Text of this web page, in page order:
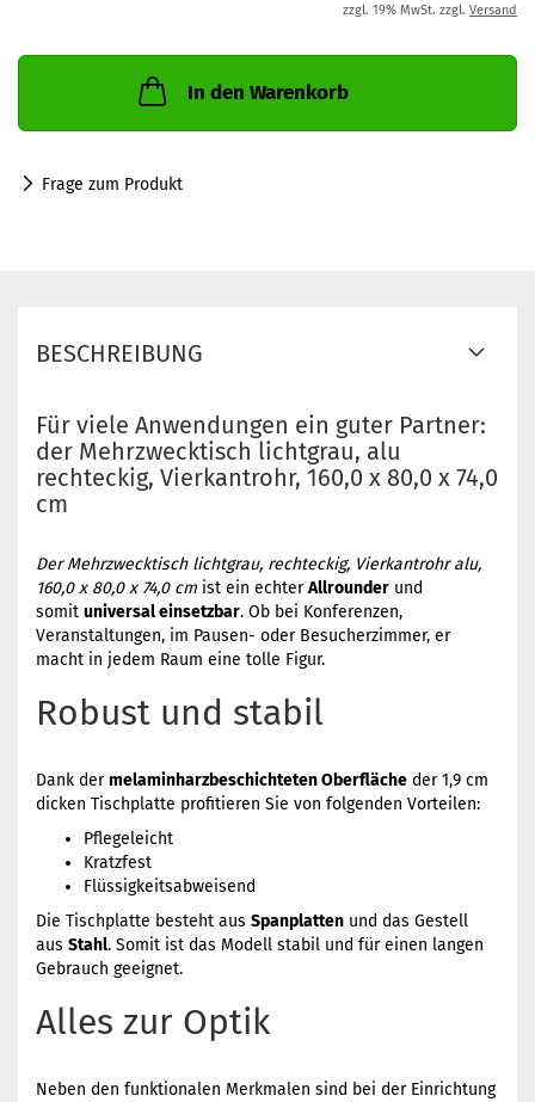
zzgl. 19% MwSt. zzgl. Versand
In den Warenkorb
Frage zum Produkt
BESCHREIBUNG
Für viele Anwendungen ein guter Partner:
der Mehrzwecktisch lichtgrau, alu
rechteckig, Vierkantrohr, 160,0 x 80,0 x 74,0
cm
Der Mehrzwecktisch lichtgrau, rechteckig, Vierkantrohr alu,
160,0 x 80,0 x 74,0 cm ist ein echterAllrounder und
somit universal einsetzbar. Ob bei Konferenzen,
Veranstaltungen, im Pausen- oder Besucherzimmer, er
macht in jedem Raum eine tolle Figur.
Robust und stabil
Dank dermelaminharzbeschichteten Oberfläche der 1,9 cm
dicken Tischplatte profitieren Sie von folgenden Vorteilen:
Pflegeleicht
Kratzfest
Flüssigkeitsabweisend
Die Tischplatte besteht aus Spanplatten und das Gestell
aus Stahl. Somit ist das Modell stabil und für einen langen
Gebrauch geeignet.
Alles zur Optik
Neben den funktionalen Merkmalen sind bei der Einrichtung